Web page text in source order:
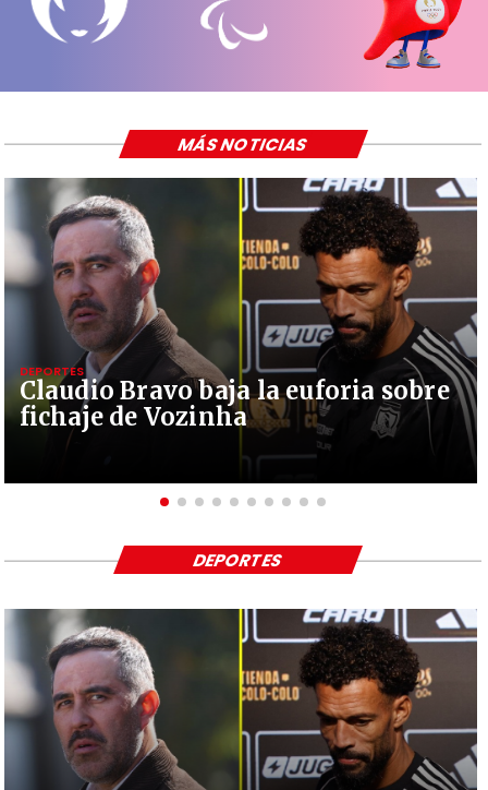
Claudio Bravo baja la euforia sobre
fichaje de Vozinha
DEPORTES
MÁS NOTICIAS
DEPORTES